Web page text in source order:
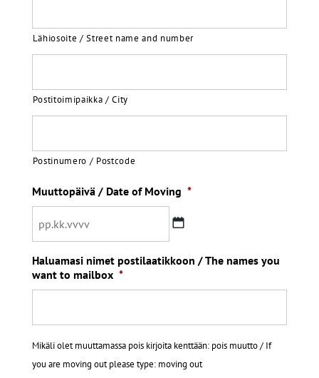
Lähiosoite / Street name and number
Postitoimipaikka / City
Postinumero / Postcode
Muuttopäivä / Date of Moving *
dot
KK
VVVV
Haluamasi nimet postilaatikkoon / The names you
want to mailbox *
Mikäli olet muuttamassa pois kirjoita kenttään: pois muutto / If
you are moving out please type: moving out